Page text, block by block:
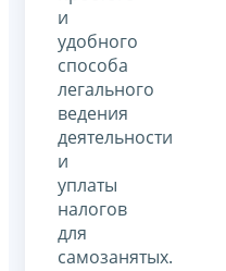
и
удобного
способа
легального
ведения
деятельности
и
уплаты
налогов
для
самозанятых.